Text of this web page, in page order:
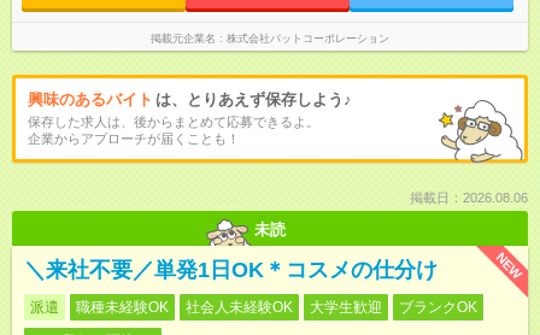
掲載元企業名 株式会社パットコーポレーション
興味のあるバイト は、とりあえず保存しよう♪
保存した求人は、後からまとめて応募できるよ。
企業からアプローチが届くことも！
掲載日：2026.08.06
未読
NEW
＼来社不要／単発1日OK＊コスメの仕分け
派遣 職種未経験OK 社会人未経験OK 大学生歓迎
ブランクOK